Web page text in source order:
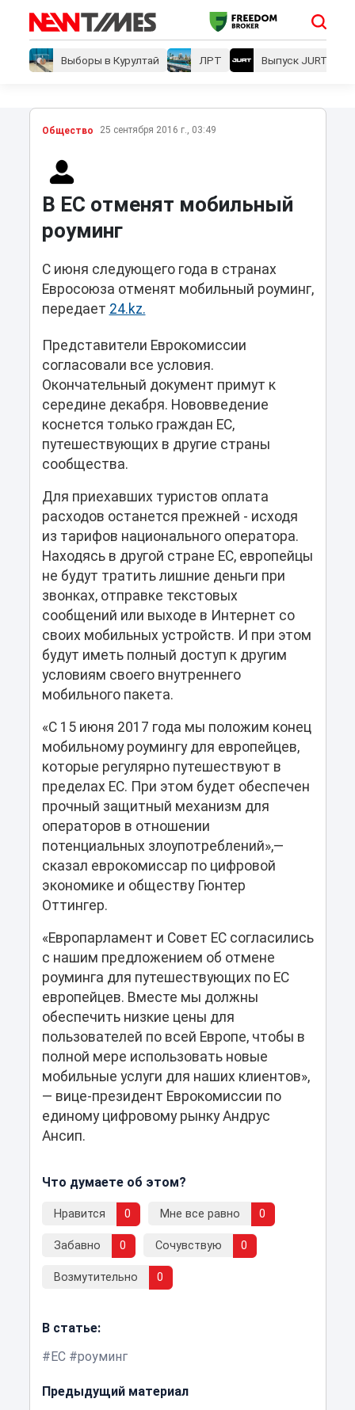
Выборы в Курултай ЛРТ Выпуск JURT
Общество 25 сентября 2016 г., 03:49
В ЕС отменят мобильный
роуминг
С июня следующего года в странах
Евросоюза отменят мобильный роуминг,
передает 24.kz.
Представители Еврокомиссии
согласовали все условия.
Окончательный документ примут к
середине декабря. Нововведение
коснется только граждан ЕС,
путешествующих в другие страны
сообщества.
Для приехавших туристов оплата
расходов останется прежней - исходя
из тарифов национального оператора.
Находясь в другой стране ЕС, европейцы
не будут тратить лишние деньги при
звонках, отправке текстовых
сообщений или выходе в Интернет со
своих мобильных устройств. И при этом
будут иметь полный доступ к другим
условиям своего внутреннего
мобильного пакета.
«С 15 июня 2017 года мы положим конец
мобильному роумингу для европейцев,
которые регулярно путешествуют в
пределах ЕС. При этом будет обеспечен
прочный защитный механизм для
операторов в отношении
потенциальных злоупотреблений»,­—
сказал еврокомиссар по цифровой
экономике и обществу Гюнтер
Оттингер.
«Европарламент и Совет ЕС согласились
с нашим предложением об отмене
роуминга для путешествующих по ЕС
европейцев. Вместе мы должны
обеспечить низкие цены для
пользователей по всей Европе, чтобы в
полной мере использовать новые
мобильные услуги для наших клиентов»,
— вице-президент Еврокомиссии по
единому цифровому рынку Андрус
Ансип.
Что думаете об этом?
Нравится 0 Мне все равно 0
Забавно 0 Сочувствую 0
Возмутительно 0
В статье:
ЕС
роуминг
Предыдущий материал